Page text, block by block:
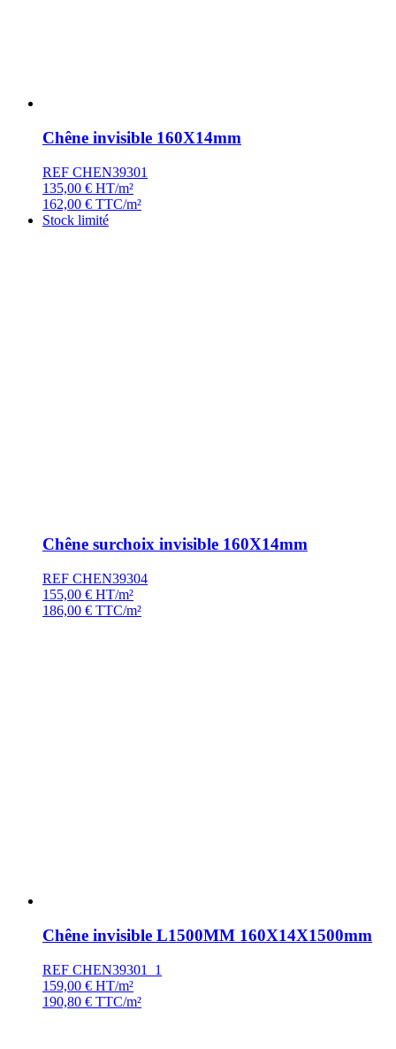
Chêne invisible 160X14mm
REF CHEN39301
135,00 € HT/m²
162,00 € TTC/m²
Stock limité
Chêne surchoix invisible 160X14mm
REF CHEN39304
155,00 € HT/m²
186,00 € TTC/m²
Chêne invisible L1500MM 160X14X1500mm
REF CHEN39301_1
159,00 € HT/m²
190,80 € TTC/m²